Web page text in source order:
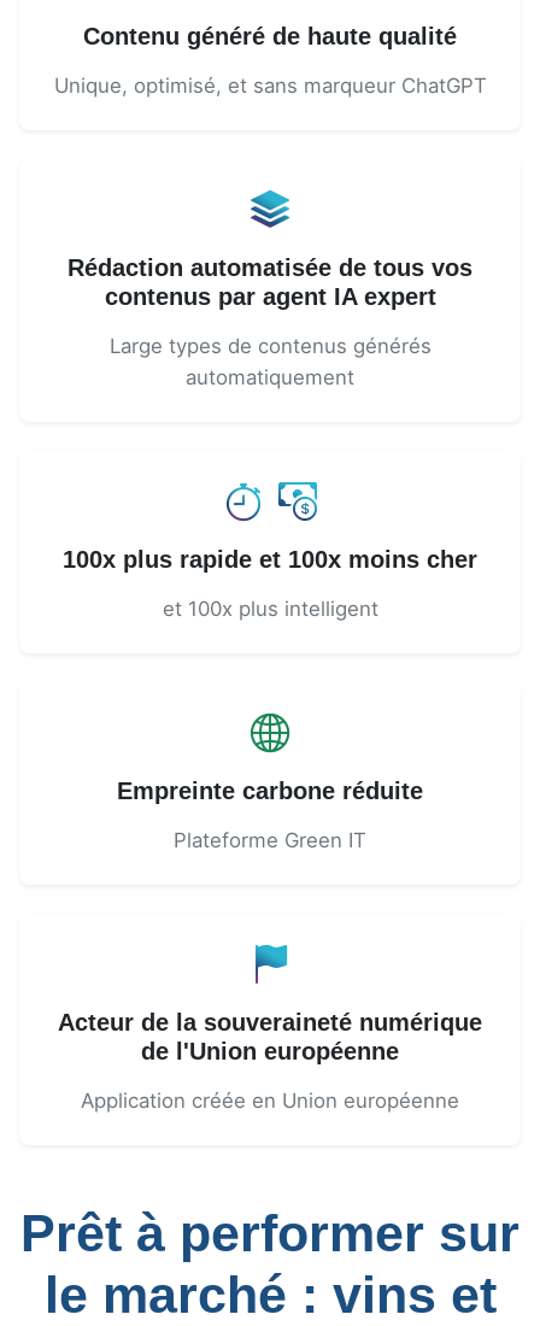
Contenu généré de haute qualité
Unique, optimisé, et sans marqueur ChatGPT
Rédaction automatisée de tous vos
contenus par agent IA expert
Large types de contenus générés
automatiquement
100x plus rapide et 100x moins cher
et 100x plus intelligent
Empreinte carbone réduite
Plateforme Green IT
Acteur de la souveraineté numérique
de l'Union européenne
Application créée en Union européenne
Prêt à performer sur
le marché : vins et